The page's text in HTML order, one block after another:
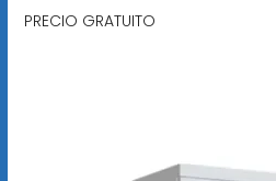
PRECIO GRATUITO